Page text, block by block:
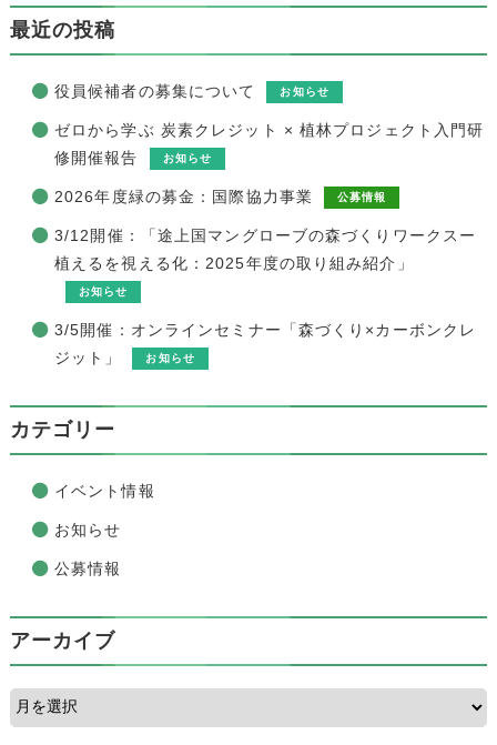
最近の投稿
役員候補者の募集について お知らせ
ゼロから学ぶ 炭素クレジット × 植林プロジェクト入門研
修開催報告
お知らせ
2026年度緑の募金：国際協力事業 公募情報
3/12開催：「途上国マングローブの森づくりワークスー
植えるを視える化：2025年度の取り組み紹介」
お知らせ
3/5開催：オンラインセミナー「森づくり×カーボンクレ
ジット」
お知らせ
カテゴリー
イベント情報
お知らせ
公募情報
アーカイブ